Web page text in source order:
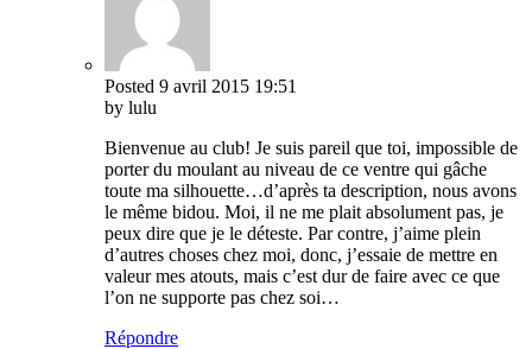
Posted 9 avril 2015 19:51
by lulu
Bienvenue au club! Je suis pareil que toi, impossible de
porter du moulant au niveau de ce ventre qui gâche
toute ma silhouette…d’après ta description, nous avons
le même bidou. Moi, il ne me plait absolument pas, je
peux dire que je le déteste. Par contre, j’aime plein
d’autres choses chez moi, donc, j’essaie de mettre en
valeur mes atouts, mais c’est dur de faire avec ce que
l’on ne supporte pas chez soi…
Répondre